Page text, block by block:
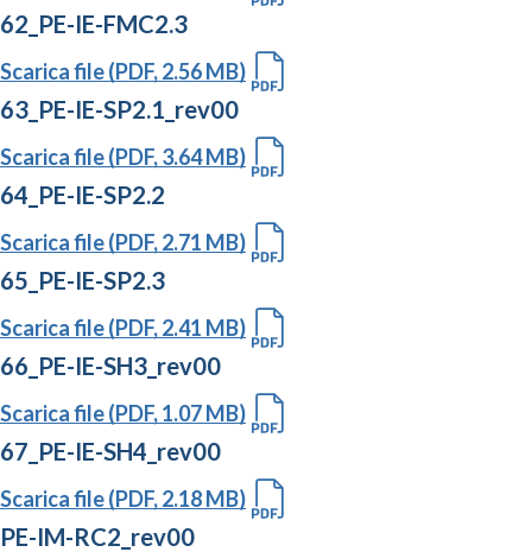
62_PE-IE-FMC2.3
Scarica file (PDF, 2.56 MB)
63_PE-IE-SP2.1_rev00
Scarica file (PDF, 3.64 MB)
64_PE-IE-SP2.2
Scarica file (PDF, 2.71 MB)
65_PE-IE-SP2.3
Scarica file (PDF, 2.41 MB)
66_PE-IE-SH3_rev00
Scarica file (PDF, 1.07 MB)
67_PE-IE-SH4_rev00
Scarica file (PDF, 2.18 MB)
PE-IM-RC2_rev00